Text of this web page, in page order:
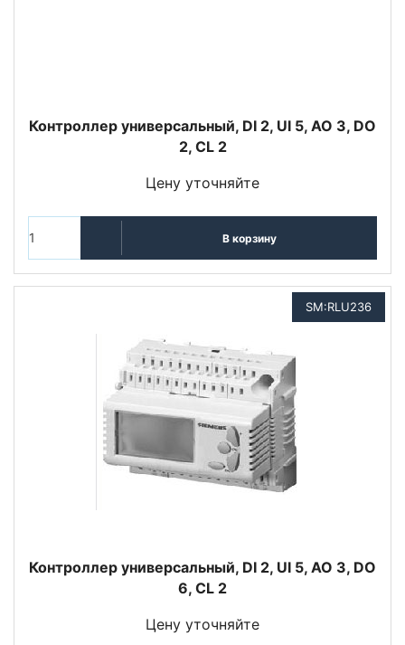
Контроллер универсальный, DI 2, UI 5, AO 3, DO
2, CL 2
Цену уточняйте
В корзину
SM:RLU236
Контроллер универсальный, DI 2, UI 5, AO 3, DO
6, CL 2
Цену уточняйте